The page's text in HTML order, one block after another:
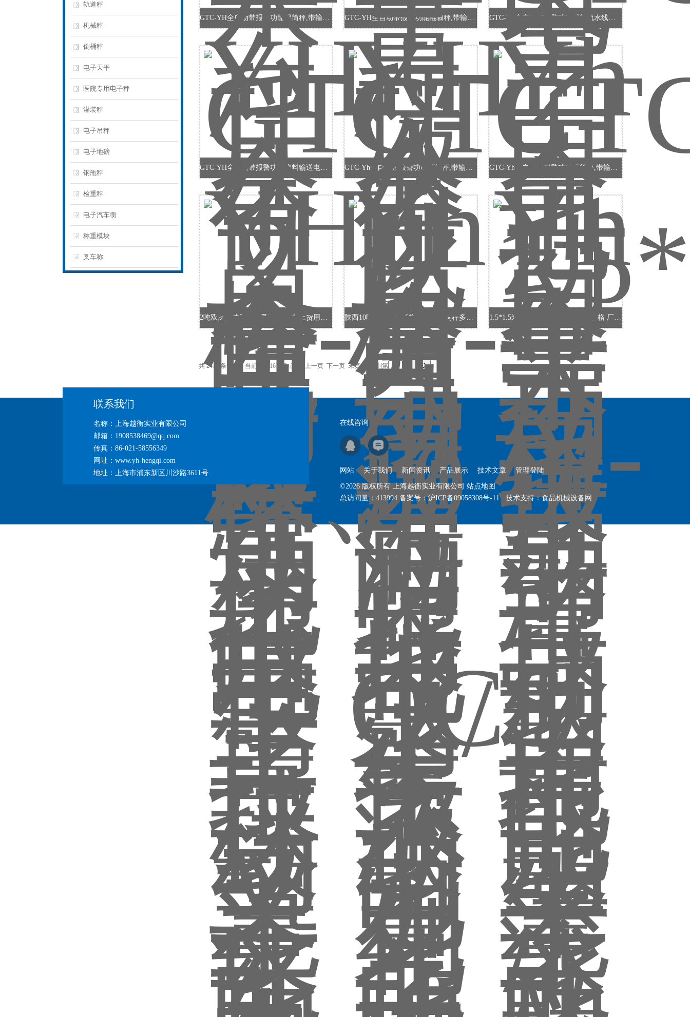
轨道秤
机械秤
倒桶秤
电子天平
医院专用电子秤
灌装秤
电子吊秤
电子地磅
钢瓶秤
检重秤
电子汽车衡
称重模块
叉车称
GTC-YH全自动带报警功能辊筒秤,带输出控制滚筒秤 GTC-YH全自动带报警功能辊轴秤,带输出控制滚筒秤 GTC-Yh全自动带报警功能辊轴流水线电子秤
GTC-YH全自动带报警功能物料输送电子秤，滚筒秤 GTC-Yh全自动带报警功能滚桶秤,带输出控制滚筒秤 GTC-Yh全自动带报警功能滚筒秤,带输出控制滚筒秤
2吨双层带扶手电子叉车秤 超市上货用叉车电子秤 陕西10吨OCS系列直视式电子吊钩秤多少钱 * 1.5*1.5米缓冲型电子磅秤经销商价格 厂家出售
共 2411 条记录，当前 88 / 161 页首页 上一页 下一页 末页跳转到第
联系我们
名称：上海越衡实业有限公司
邮箱：1908538469@qq.com
传真：86-021-58556349
网址：www.yh-hengqi.com
地址：上海市浦东新区川沙路3611号
在线咨询
网站 关于我们 新闻资讯 产品展示 技术文章 管理登陆
©2026 版权所有 上海越衡实业有限公司 站点地图
总访问量： 413994 备案号：沪ICP备09058308号-11技术支持：食品机械设备网